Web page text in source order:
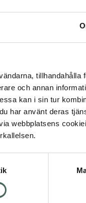
tillhandahålla
och annan
kan i sin tur
har använt deras
webbplatsens
I apotek:
Köp via ditt
Om recept och